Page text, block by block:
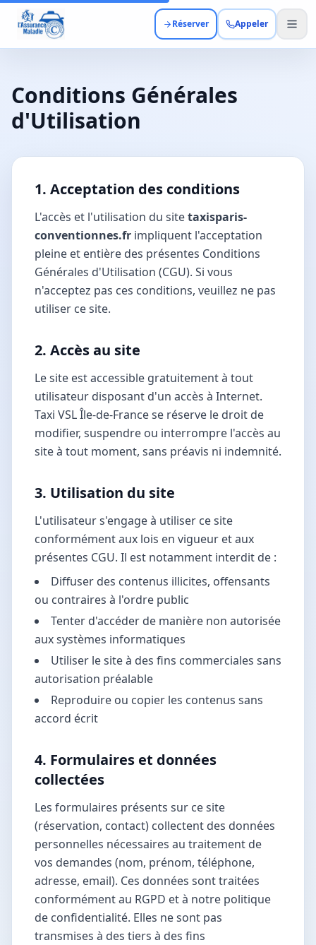
Réserver Appeler
Conditions Générales
d'Utilisation
1. Acceptation des conditions
L'accès et l'utilisation du sitetaxisparis-
conventionnes.fr impliquent l'acceptation
pleine et entière des présentes Conditions
Générales d'Utilisation (CGU). Si vous
n'acceptez pas ces conditions, veuillez ne pas
utiliser ce site.
2. Accès au site
Le site est accessible gratuitement à tout
utilisateur disposant d'un accès à Internet.
Taxi VSL Île-de-France se réserve le droit de
modifier, suspendre ou interrompre l'accès au
site à tout moment, sans préavis ni indemnité.
3. Utilisation du site
L'utilisateur s'engage à utiliser ce site
conformément aux lois en vigueur et aux
présentes CGU. Il est notamment interdit de :
Diffuser des contenus illicites, offensants
ou contraires à l'ordre public
Tenter d'accéder de manière non autorisée
aux systèmes informatiques
Utiliser le site à des fins commerciales sans
autorisation préalable
Reproduire ou copier les contenus sans
accord écrit
4. Formulaires et données
collectées
Les formulaires présents sur ce site
(réservation, contact) collectent des données
personnelles nécessaires au traitement de
vos demandes (nom, prénom, téléphone,
adresse, email). Ces données sont traitées
conformément au RGPD et à notre politique
de confidentialité. Elles ne sont pas
transmises à des tiers à des fins